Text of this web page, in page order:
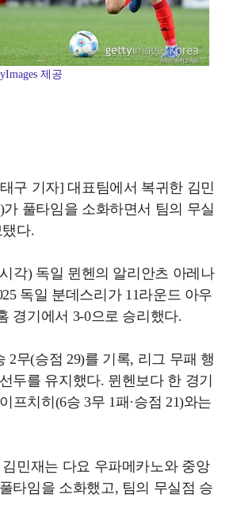
제공
구 기자] 대표팀에서 복귀한 김민
풀타임을 소화하면서 팀의 무실
다.
각) 독일 뮌헨의 알리안츠 아레나
독일 분데스리가 11라운드 아우
경기에서 3-0으로 승리했다.
2무(승점 29)를 기록, 리그 무패 행
두를 유지했다. 뮌헨보다 한 경기
프치히(6승 3무 1패·승점 21)와는
민재는 다요 우파메카노와 중앙
타임을 소화했고, 팀의 무실점 승